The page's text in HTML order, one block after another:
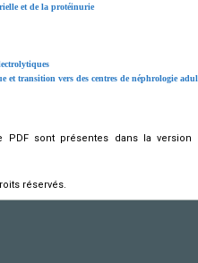
et de la protéinurie
et transition vers des centres de néphrologie
PDF sont présentes dans la
réservés.